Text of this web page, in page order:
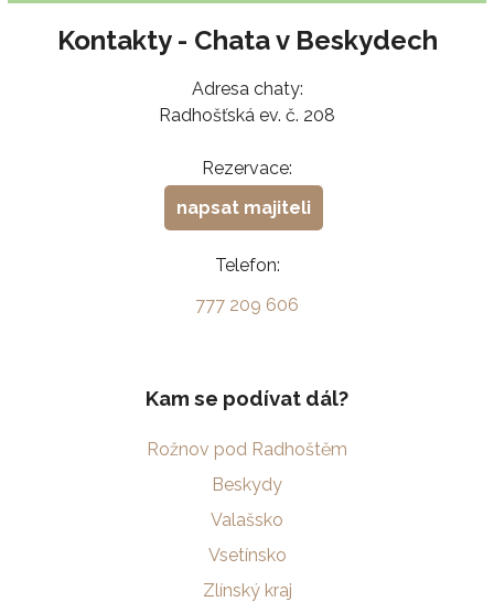
Kontakty - Chata v Beskydech
Adresa chaty:
Radhošťská ev. č. 208
Rezervace:
napsat majiteli
Telefon:
777 209 606
Kam se podívat dál?
Rožnov pod Radhoštěm
Beskydy
Valašsko
Vsetínsko
Zlínský kraj